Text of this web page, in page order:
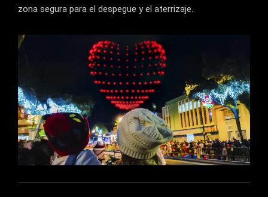
zona segura para el despegue y el aterrizaje.